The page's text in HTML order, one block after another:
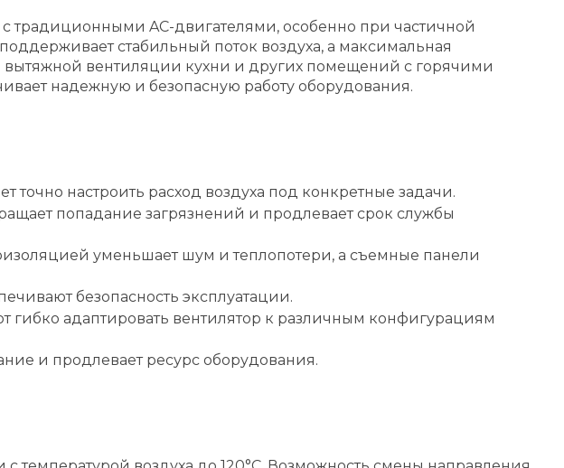
традиционными AC-двигателями, особенно при частичной
стабильный поток воздуха, а максимальная
вытяжной вентиляции кухни и других помещений с горячими
надежную и безопасную работу оборудования.
точно настроить расход воздуха под конкретные задачи.
попадание загрязнений и продлевает срок службы
уменьшает шум и теплопотери, а съемные панели
безопасность эксплуатации.
адаптировать вентилятор к различным конфигурациям
и продлевает ресурс оборудования.